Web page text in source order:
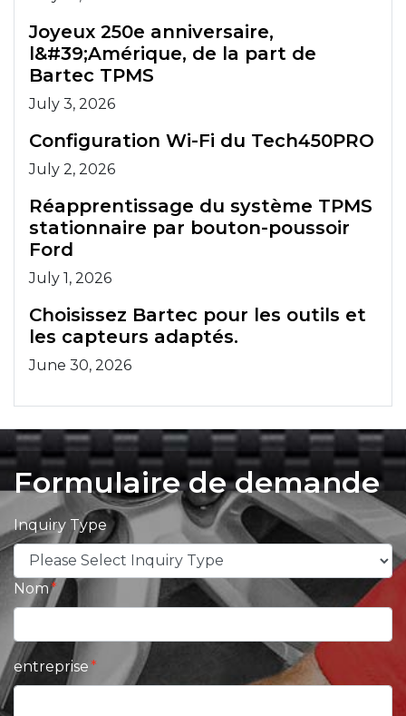
Joyeux 250e anniversaire,
l&#39;Amérique, de la part de
Bartec TPMS
July 3, 2026
Configuration Wi-Fi du Tech450PRO
July 2, 2026
Réapprentissage du système TPMS
stationnaire par bouton-poussoir
Ford
July 1, 2026
Choisissez Bartec pour les outils et
les capteurs adaptés.
June 30, 2026
Formulaire de demande
Inquiry Type
Nom
entreprise